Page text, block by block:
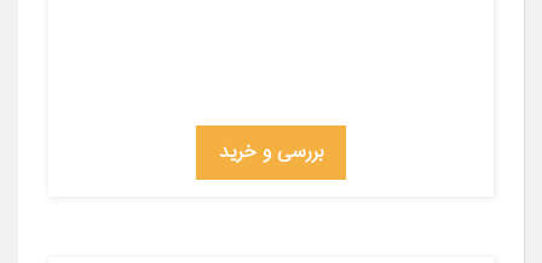
بررسی و خرید